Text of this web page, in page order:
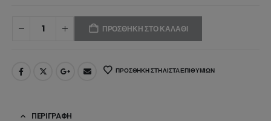
ΠΡΟΣΘΉΚΗ ΣΤΟ ΚΑΛΆΘΙ
ΠΡΟΣΘΉΚΗ ΣΤΗ ΛΊΣΤΑ ΕΠΙΘΥΜΙΏΝ
ΠΕΡΙΓΡΑΦΉ